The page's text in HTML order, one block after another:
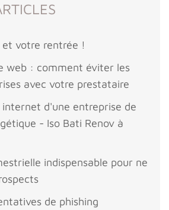
et votre rentrée !
web : comment éviter les
avec votre prestataire
d'une entreprise de
- Iso Bati Renov à
indispensable pour ne
de phishing